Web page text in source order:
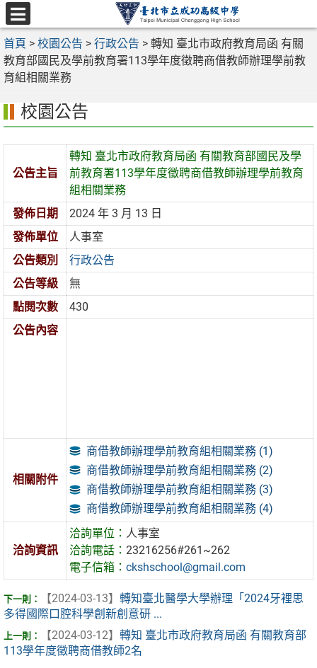
跳
至
主
要
內
選
單
首頁 > 校園公告 > 行政公告 > 轉知 臺北市政府教育局函 有關
教育部國民及學前教育署113學年度徵聘商借教師辦理學前教
育組相關業務
校園公告
公告主旨
轉知 臺北市政府教育局函 有關教育部國民及學
前教育署113學年度徵聘商借教師辦理學前教育
組相關業務
發佈日期
2024 年 3 月 13 日
發佈單位
人事室
公告類別
行政公告
公告等級
無
點閱次數
430
公告內容
相關附件
商借教師辦理學前教育組相關業務 (1)
商借教師辦理學前教育組相關業務 (2)
商借教師辦理學前教育組相關業務 (3)
商借教師辦理學前教育組相關業務 (4)
洽詢資訊
洽詢單位： 人事室
洽詢電話：23216256#261~262
電子信箱：ckshschool@gmail.com
【2024-03-13】 轉知臺北醫學大學辦理「2024牙裡思
多得國際口腔科學創新創意研 ...
【2024-03-12】 轉知 臺北市政府教育局函 有關教育部
113學年度徵聘商借教師2名